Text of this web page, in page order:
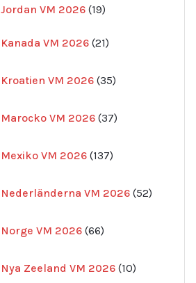
Jordan VM 2026 1919
Kanada VM 2026 21
produkter
Kroatien VM 2026 35
produkter
Marocko VM 2026 37
produkter
Mexiko VM 2026 137
produkter
Nederländerna VM 2026 52
Norge VM 2026 66
produkter
Nya Zeeland VM 2026 10
produkter